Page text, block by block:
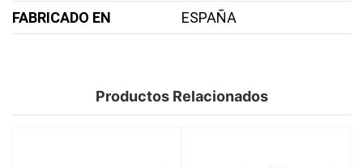
FABRICADO EN
ESPAÑA
Productos Relacionados